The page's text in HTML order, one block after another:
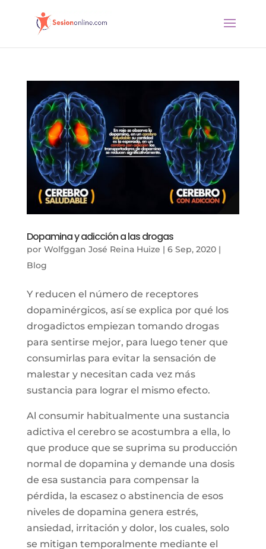
Dopamina y adicción a las drogas
por Wolfggan José Reina Huize | 6 Sep, 2020|
Blog
Y reducen el número de receptores
dopaminérgicos, así se explica por qué los
drogadictos empiezan tomando drogas
para sentirse mejor, para luego tener que
consumirlas para evitar la sensación de
malestar y necesitan cada vez más
sustancia para lograr el mismo efecto.
Al consumir habitualmente una sustancia
adictiva el cerebro se acostumbra a ella, lo
que produce que se suprima su producción
normal de dopamina y demande una dosis
de esa sustancia para compensar la
pérdida, la escasez o abstinencia de esos
niveles de dopamina genera estrés,
ansiedad, irritación y dolor, los cuales, solo
se mitigan temporalmente mediante el